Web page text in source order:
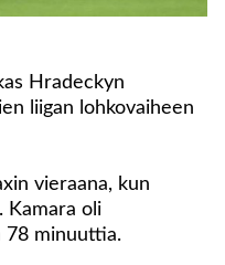
Hradeckyn
liigan lohkovaiheen
vieraana, kun
Kamara oli
78 minuuttia.